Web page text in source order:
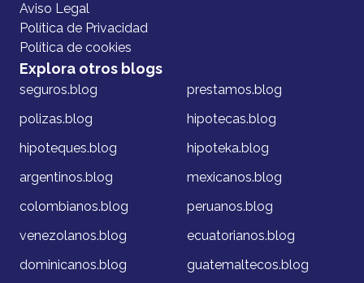
Aviso Legal
Política de Privacidad
Política de cookies
Explora otros blogs
seguros.blog
prestamos.blog
polizas.blog
hipotecas.blog
hipoteques.blog
hipoteka.blog
argentinos.blog
mexicanos.blog
colombianos.blog
peruanos.blog
venezolanos.blog
ecuatorianos.blog
dominicanos.blog
guatemaltecos.blog